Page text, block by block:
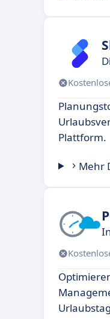
Plattform.
Mehr